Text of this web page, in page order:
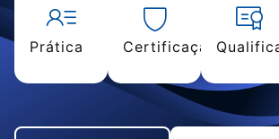
Prática Certificação